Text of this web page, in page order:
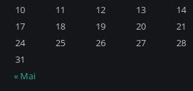
10
11 12 13 14
17
18 19 20 21
24
25 26 27 28
31
« Mai